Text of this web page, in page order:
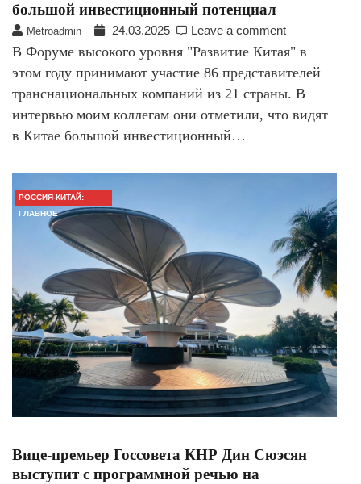
большой инвестиционный потенциал
Metroadmin 24.03.2025 Leave a comment
В Форуме высокого уровня "Развитие Китая" в
этом году принимают участие 86 представителей
транснациональных компаний из 21 страны. В
интервью моим коллегам они отметили, что видят
в Китае большой инвестиционный…
РОССИЯ-КИТАЙ:
ГЛАВНОЕ
Вице-премьер Госсовета КНР Дин Сюэсян
выступит с программной речью на